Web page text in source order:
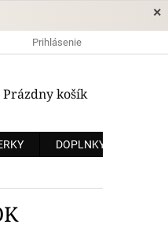
×
ÚDAJOV
Prihlásenie
NÁKUPNÝ
Prázdny košík
DOPLNKY